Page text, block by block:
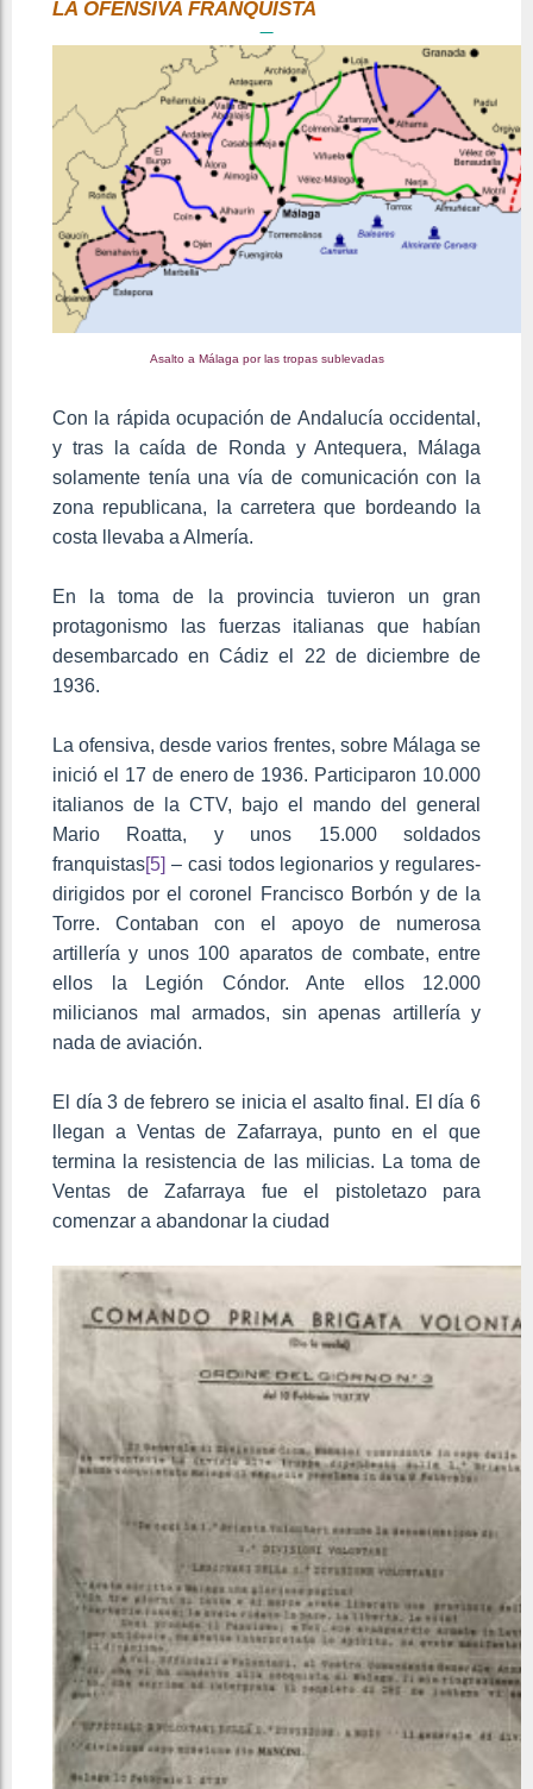
LA OFENSIVA FRANQUISTA
Asalto a Málaga por las tropas sublevadas
Con la rápida ocupación de Andalucía occidental,
y tras la caída de Ronda y Antequera, Málaga
solamente tenía una vía de comunicación con la
zona republicana, la carretera que bordeando la
costa llevaba a Almería.
En la toma de la provincia tuvieron un gran
protagonismo las fuerzas italianas que habían
desembarcado en Cádiz el 22 de diciembre de
1936.
La ofensiva, desde varios frentes, sobre Málaga se
inició el 17 de enero de 1936. Participaron 10.000
italianos de la CTV, bajo el mando del general
Mario Roatta, y unos 15.000 soldados
franquistas[5] – casi todos legionarios y regulares-
dirigidos por el coronel Francisco Borbón y de la
Torre. Contaban con el apoyo de numerosa
artillería y unos 100 aparatos de combate, entre
ellos la Legión Cóndor. Ante ellos 12.000
milicianos mal armados, sin apenas artillería y
nada de aviación.
El día 3 de febrero se inicia el asalto final. El día 6
llegan a Ventas de Zafarraya, punto en el que
termina la resistencia de las milicias. La toma de
Ventas de Zafarraya fue el pistoletazo para
comenzar a abandonar la ciudad